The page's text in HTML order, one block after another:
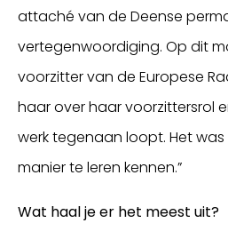
attaché van de Deense
vertegenwoordiging. Op dit
voorzitter van de Europese
haar over haar voorzittersrol
werk tegenaan loopt. Het
manier te leren kennen.”
Wat haal je er het meest uit?